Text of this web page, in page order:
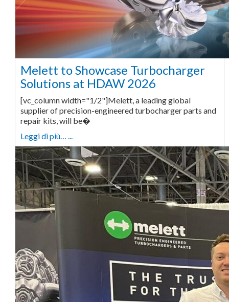
Melett to Showcase Turbocharger
Solutions at HDAW 2026
[vc_column width="1/2"]Melett, a leading global
supplier of precision-engineered turbocharger parts and
repair kits, will be�
Leggi di più… ...